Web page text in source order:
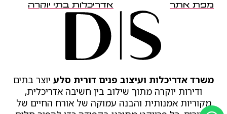
משרד אדריכלות ועיצוב פנים דורית סלע יוצר בתים
ודירות יוקרה מתוך שילוב בין חשיבה אדריכלית,
מקוריות אמנותית והבנה עמוקה של אורח החיים של
מפת אתר
אדריכלות בתי יוקרה